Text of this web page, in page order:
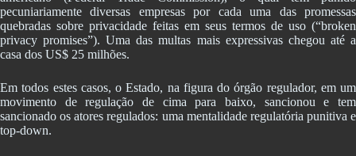
pecuniariamente diversas empresas por cada uma das promessas
quebradas sobre privacidade feitas em seus termos de uso (“broken
privacy promises”). Uma das multas mais expressivas chegou até a
casa dos US$ 25 milhões.
Em todos estes casos, o Estado, na figura do órgão regulador, em um
movimento de regulação de cima para baixo, sancionou e tem
sancionado os atores regulados: uma mentalidade regulatória punitiva e
top-down.